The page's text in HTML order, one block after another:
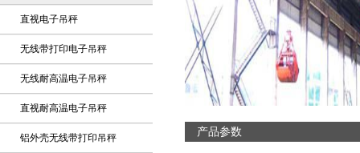
直视电子吊秤
无线带打印电子吊秤
无线耐高温电子吊秤
直视耐高温电子吊秤
铝外壳无线带打印吊秤 产品参数